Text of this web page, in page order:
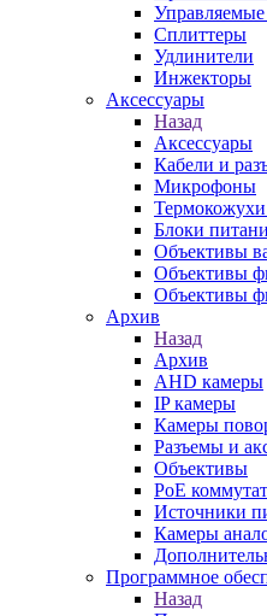
Сплиттеры
Удлинители
Инжекторы
Аксессуары
Назад
Аксессуары
Кабели и
Микрофоны
Блоки
Объективы
Объективы
Объективы
Архив
Назад
Архив
AHD камеры
IP камеры
Камеры
Разъемы и
Объективы
PoE
Источники
Камеры
Программное
Назад